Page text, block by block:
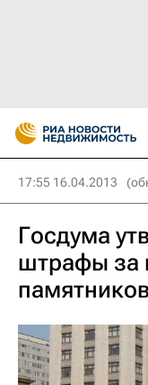
17:55 16.04.2013
Госдума
штрафы за